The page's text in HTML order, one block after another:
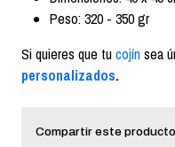
Peso: 320 - 350 gr
Si quieres que tucojín sea
personalizados.
Compartir este producto